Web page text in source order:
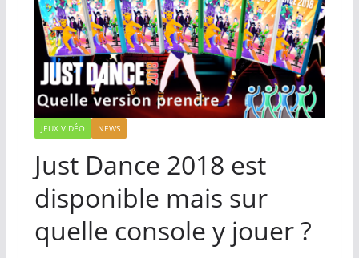
JEUX VIDÉO NEWS
Just Dance 2018 est
disponible mais sur
quelle console y jouer ?